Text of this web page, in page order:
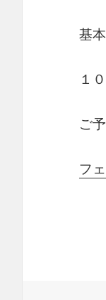
基
１
ご
フ